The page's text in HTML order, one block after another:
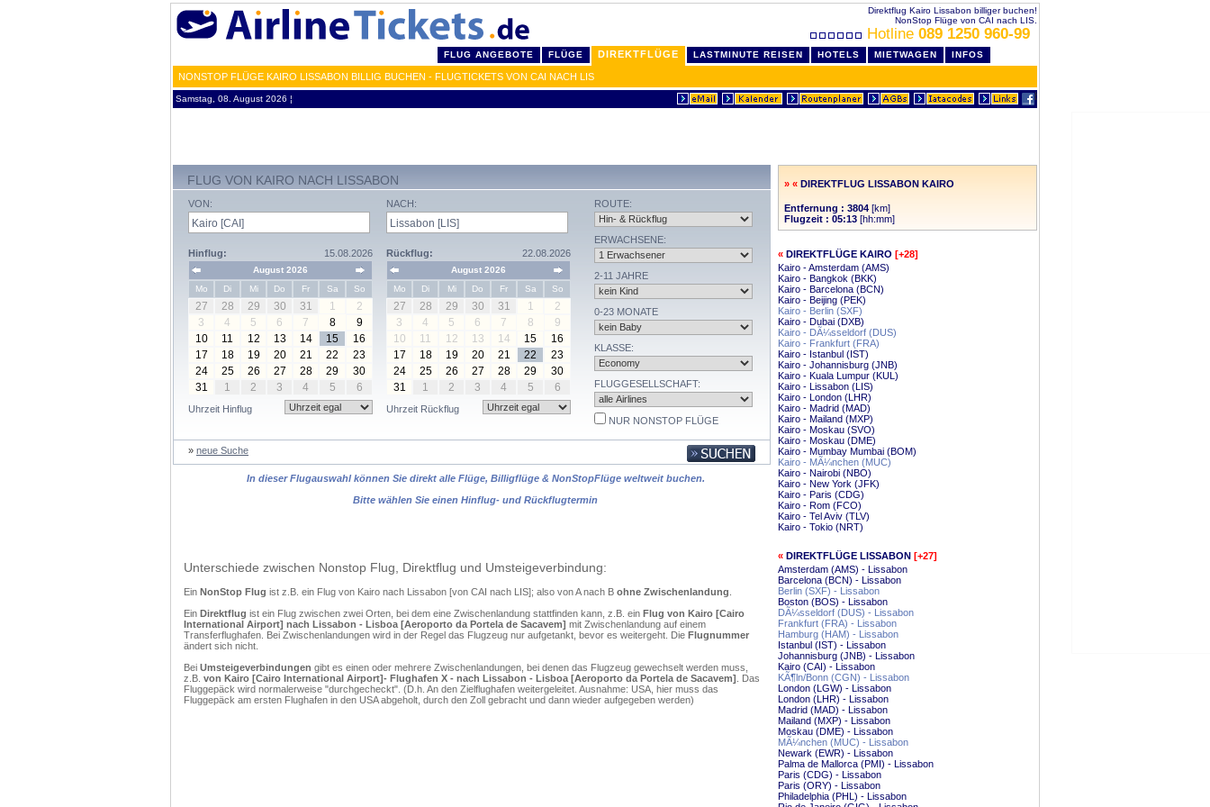
Direktflug Kairo Lissabon billiger buchen!
NonStop Flüge von CAI nach LIS.
Hotline 089 1250 960-99
FLUG ANGEBOTE FLÜGE DIREKTFLÜGE LASTMINUTE REISEN HOTELS MIETWAGEN INFOS
NONSTOP FLÜGE KAIRO LISSABON BILLIG BUCHEN - FLUGTICKETS VON CAI NACH LIS
Samstag, 08. August 2026 ¦
FLUG VON KAIRO NACH LISSABON
VON:
Hinflug: 15.08.2026
August 2026
Mo
Di Mi Do Fr Sa So
27 28 29 30 31 1
2
3
4 5 6 7 8
9
10
11 12 13 14 15
16
17
18 19 20 21 22
23
24
25 26 27 28 29
30
31
1 2 3 4 5 6
Uhrzeit Hinflug
NACH:
Rückflug: 22.08.2026
August 2026
Mo
Di Mi Do Fr Sa So
27 28 29 30 31 1
2
3
4 5 6 7 8
9
10
11 12 13 14 15
16
17
18 19 20 21 22
23
24
25 26 27 28 29
30
31
1 2 3 4 5 6
Uhrzeit Rückflug
ROUTE:
ERWACHSENE:
2-11 JAHRE
0-23 MONATE
KLASSE:
FLUGGESELLSCHAFT:
NUR NONSTOP FLÜGE
» neue Suche
In dieser Flugauswahl können Sie direkt alle Flüge, Billigflüge & NonStopFlüge weltweit buchen.
Bitte wählen Sie einen Hinflug- und Rückflugtermin
Unterschiede zwischen Nonstop Flug, Direktflug und Umsteigeverbindung:
Ein NonStop Flug ist z.B. ein Flug von Kairo nach Lissabon [von CAI nach LIS]; also von A nach B ohne Zwischenlandung
Ein Direktflug ist ein Flug zwischen zwei Orten, bei dem eine Zwischenlandung stattfinden kann, z.B. ein Flug von Kairo [Cairo
International Airport] nach Lissabon - Lisboa [Aeroporto da Portela de Sacavem] mit Zwischenlandung auf einem
Transferflughafen. Bei Zwischenlandungen wird in der Regel das Flugzeug nur aufgetankt, bevor es weitergeht. Die Flugnummer
ändert sich nicht.
Bei Umsteigeverbindungen gibt es einen oder mehrere Zwischenlandungen, bei denen das Flugzeug gewechselt werden muss,
z.B. von Kairo [Cairo International Airport]- Flughafen X - nach Lissabon - Lisboa [Aeroporto da Portela de Sacavem] . Das
Fluggepäck wird normalerweise "durchgecheckt". (D.h. An den Zielflughafen weitergeleitet. Ausnahme: USA, hier muss das
Fluggepäck am ersten Flughafen in den USA abgeholt, durch den Zoll gebracht und dann wieder aufgegeben werden)
» « DIREKTFLUG LISSABON KAIRO
Entfernung : 3804 [km]
Flugzeit : 05:13 [hh:mm]
« DIREKTFLÜGE KAIRO [+28]
Kairo - Amsterdam (AMS)
Kairo - Bangkok (BKK)
Kairo - Barcelona (BCN)
Kairo - Beijing (PEK)
Kairo - Berlin (SXF)
Kairo - Dubai (DXB)
Kairo - DÃ¼sseldorf (DUS)
Kairo - Frankfurt (FRA)
Kairo - Istanbul (IST)
Kairo - Johannisburg (JNB)
Kairo - Kuala Lumpur (KUL)
Kairo - Lissabon (LIS)
Kairo - London (LHR)
Kairo - Madrid (MAD)
Kairo - Mailand (MXP)
Kairo - Moskau (SVO)
Kairo - Moskau (DME)
Kairo - Mumbay Mumbai (BOM)
Kairo - MÃ¼nchen (MUC)
Kairo - Nairobi (NBO)
Kairo - New York (JFK)
Kairo - Paris (CDG)
Kairo - Rom (FCO)
Kairo - Tel Aviv (TLV)
Kairo - Tokio (NRT)
« DIREKTFLÜGE LISSABON [+27]
Amsterdam (AMS) - Lissabon
Barcelona (BCN) - Lissabon
Berlin (SXF) - Lissabon
Boston (BOS) - Lissabon
DÃ¼sseldorf (DUS) - Lissabon
Frankfurt (FRA) - Lissabon
Hamburg (HAM) - Lissabon
Istanbul (IST) - Lissabon
Johannisburg (JNB) - Lissabon
Kairo (CAI) - Lissabon
KÃ¶ln/Bonn (CGN) - Lissabon
London (LGW) - Lissabon
London (LHR) - Lissabon
Madrid (MAD) - Lissabon
Mailand (MXP) - Lissabon
Moskau (DME) - Lissabon
MÃ¼nchen (MUC) - Lissabon
Newark (EWR) - Lissabon
Palma de Mallorca (PMI) - Lissabon
Paris (CDG) - Lissabon
Paris (ORY) - Lissabon
Philadelphia (PHL) - Lissabon